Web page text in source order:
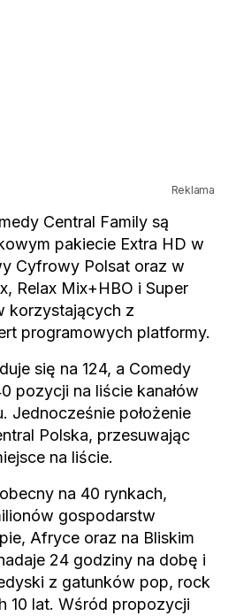
Reklama
Central Family są
pakiecie Extra HD w
Cyfrowy Polsat oraz w
Relax Mix+HBO i Super
korzystających z
programowych platformy.
się na 124, a Comedy
pozycji na liście kanałów
Jednocześnie położenie
Polska, przesuwając
na liście.
na 40 rynkach,
gospodarstw
Afryce oraz na Bliskim
24 godziny na dobę i
z gatunków pop, rock
10 lat. Wśród propozycji